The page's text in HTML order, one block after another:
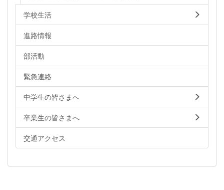
学校生活
進路情報
部活動
緊急連絡
中学生の皆さまへ
卒業生の皆さまへ
交通アクセス